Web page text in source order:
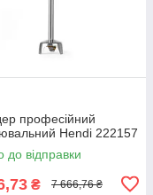
професійний
Hendi 222157
до відправки
₴ 7 666,76 ₴